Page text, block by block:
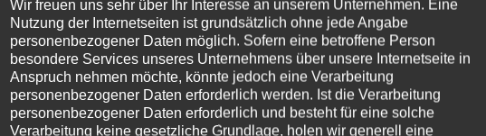
Breite 8.5
Design SL-05
Durchmesser 19
Wir freuen uns sehr über Ihr Interesse an unserem Unternehmen. Eine
Nutzung der Internetseiten ist grundsätzlich ohne jede Angabe
personenbezogener Daten möglich. Sofern eine betroffene Person
besondere Services unseres Unternehmens über unsere Internetseite in
Anspruch nehmen möchte, könnte jedoch eine Verarbeitung
personenbezogener Daten erforderlich werden. Ist die Verarbeitung
personenbezogener Daten erforderlich und besteht für eine solche
Verarbeitung keine gesetzliche Grundlage, holen wir generell eine